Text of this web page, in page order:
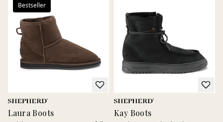
Bestseller
Laura Boots Kay Boots